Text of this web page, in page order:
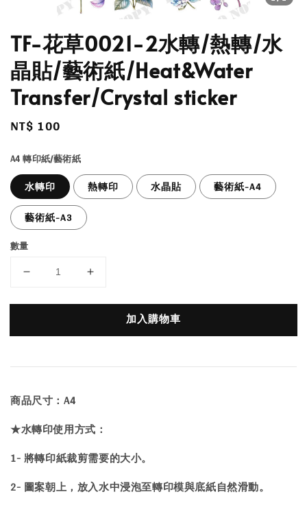
TF-花草0021-2水轉/熱轉/水
晶貼/藝術紙/Heat&Water
Transfer/Crystal sticker
Regular
NT$ 100
A4 轉印紙/藝術紙
水轉印 熱轉印 水晶貼
藝術紙-A4
藝術紙-A3
數量
加入購物車
商品尺寸：A4
★水轉印使用方式：
1- 將轉印紙裁剪需要的大小。
2- 圖案朝上，放入水中浸泡至轉印模與底紙自然滑動。